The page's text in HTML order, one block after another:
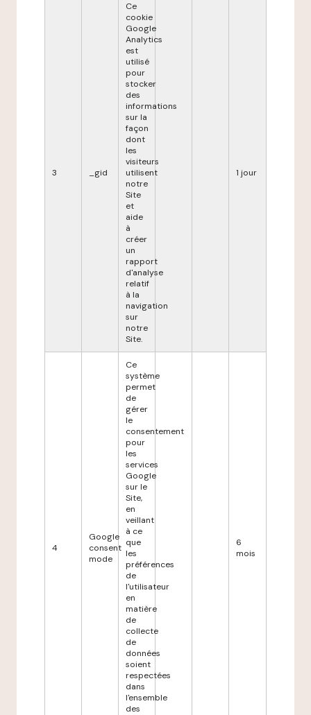
3 _gid
Ce
cookie
Google
Analytics
est
utilisé
pour
stocker
des
informations
sur la
façon
dont
les
visiteurs
utilisent
notre
Site
et
aide
à
créer
un
rapport
d'analyse
relatif
à la
navigation
sur
notre
Site.
1 jour
4
Google
consent
mode
Ce
système
permet
de
gérer
le
consentement
pour
les
services
Google
sur le
Site,
en
veillant
à ce
que
les
préférences
de
l'utilisateur
en
matière
de
collecte
de
données
soient
respectées
dans
l'ensemble
des
6
mois